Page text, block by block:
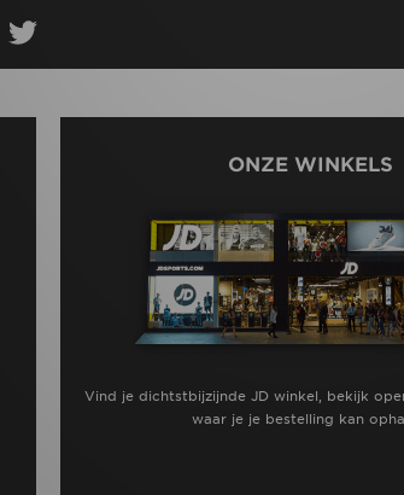
ONZE WINKELS
Vind je dichtstbijzijnde JD winkel, bekijk
waar je je bestelling kan